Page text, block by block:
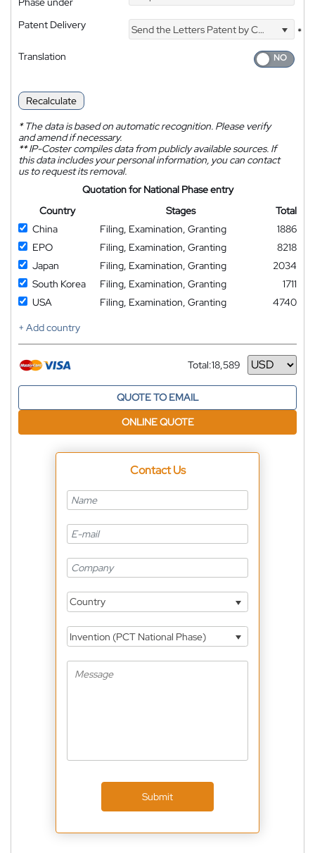
Patent Delivery Send the Letters Patent by Courier
*
Translation
Recalculate
*The data is based on automatic recognition. Please verify
and amend if necessary.
**IP-Coster compiles data from publicly available sources. If
this data includes your personal information, you can contact
us to request its removal.
Quotation for National Phase entry
Country
Stages
Total
China
Filing, Examination, Granting
1886
EPO
Filing, Examination, Granting
8218
Japan
Filing, Examination, Granting
2034
South Korea
Filing, Examination, Granting
1711
USA
Filing, Examination, Granting
4740
+ Add country
Total:18,589
Currency
QUOTE TO EMAIL
ONLINE QUOTE
Contact Us
Country
Invention (PCT National Phase)
Submit